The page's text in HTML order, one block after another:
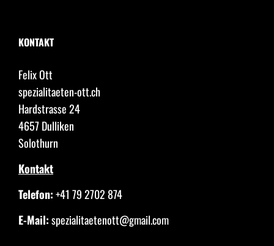
KONTAKT
Felix Ott
spezialitaeten-ott.ch
Hardstrasse 24
4657 Dulliken
Solothurn
Kontakt
Telefon:+41 79 2702 874
E-Mail:spezialitaetenott@gmail.com